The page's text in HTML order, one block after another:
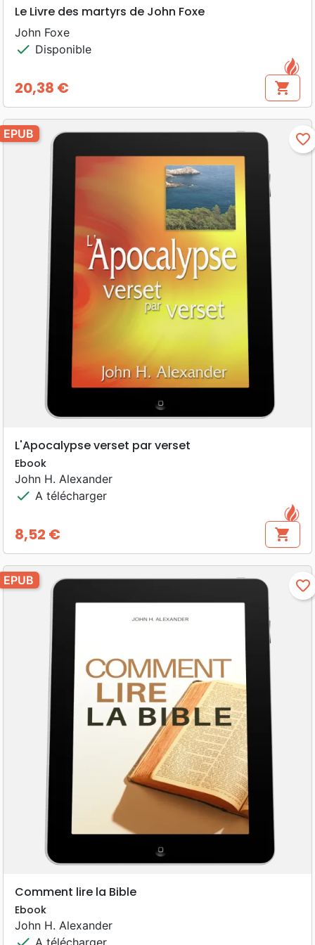
Le Livre des martyrs de John Foxe
John Foxe
check Disponible
Prix
20,38 € shopping_cart
EPUB favorite_border
L'Apocalypse verset par verset
Ebook
John H. Alexander
check A télécharger
Prix
8,52 € shopping_cart
EPUB favorite_border
Comment lire la Bible
Ebook
John H. Alexander